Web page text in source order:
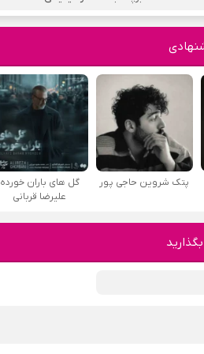
پتک شروین حاجی پور
گل های باران خورده
علیرضا قربانی